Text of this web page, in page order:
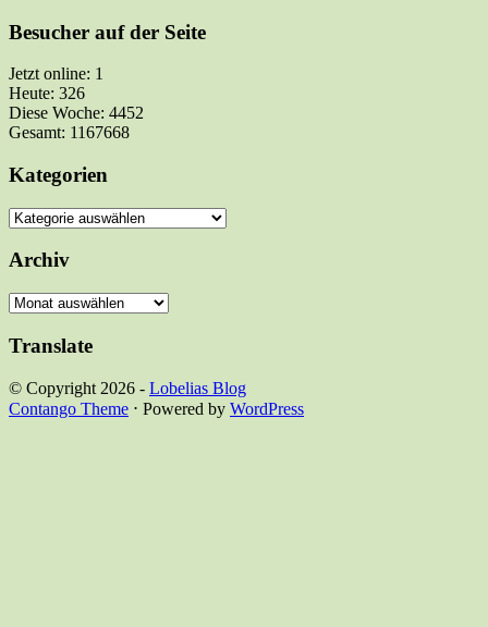
Besucher auf der Seite
Jetzt online: 1
Heute: 326
Diese Woche: 4452
Gesamt: 1167668
Kategorien
Kategorien
Archiv
Archiv
Translate
© Copyright 2026 - Lobelias Blog
Contango Theme ⋅ Powered by WordPress